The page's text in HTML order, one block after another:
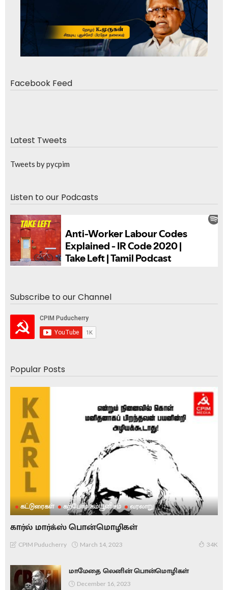
Facebook Feed
Latest Tweets
Tweets by pycpim
Listen to our Podcasts
Subscribe to our Channel
Popular Posts
கட்டுரைகள் கற்போம் கம்யூனிசம் வரலாறு
கார்ல் மார்க்ஸ் பொன்மொழிகள்
CPIM Puducherry March 14, 2023 34K
மாமேதை லெனின் பொன்மொழிகள்
December 16, 2023